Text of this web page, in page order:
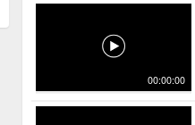
00:00:00